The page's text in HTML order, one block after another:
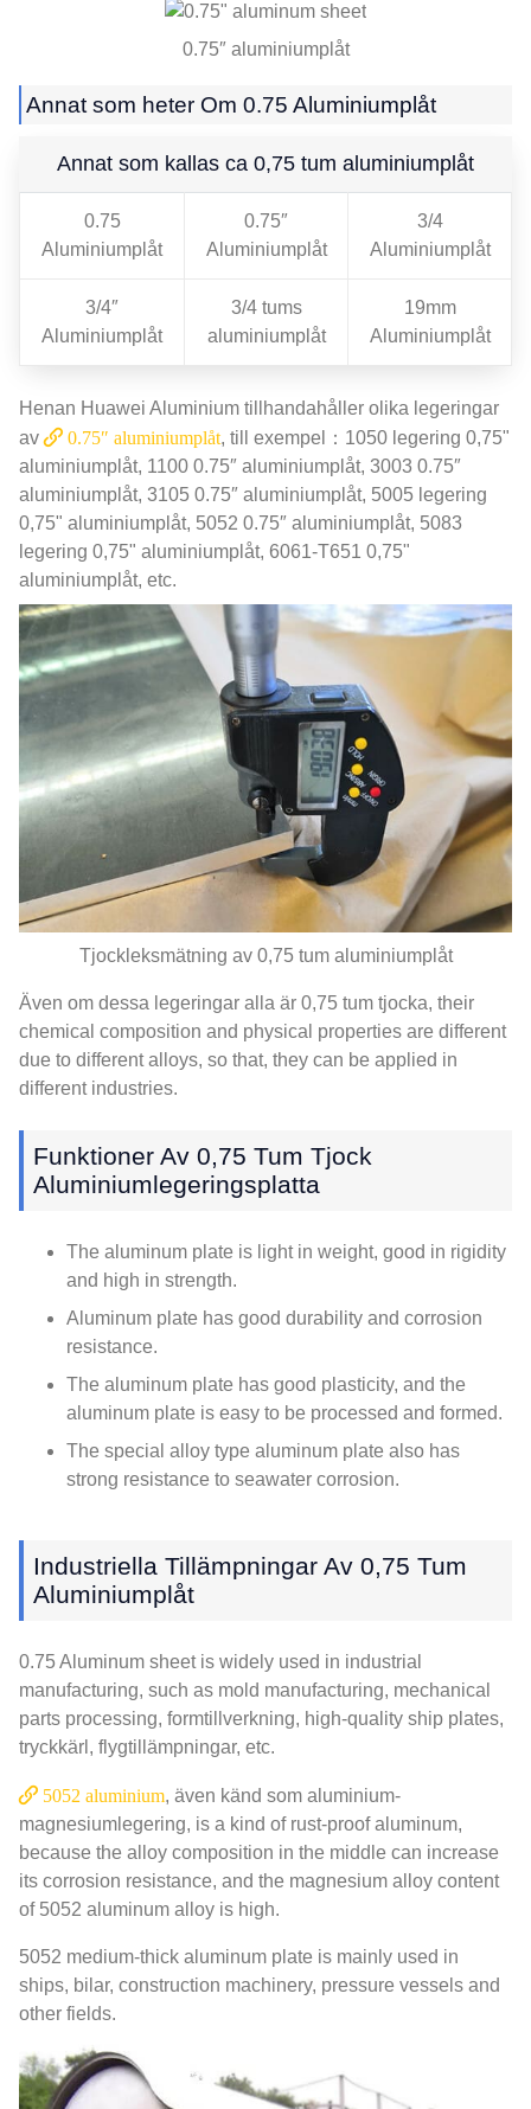
0.75″ aluminiumplåt
Annat som heter Om 0.75 Aluminiumplåt
Annat som kallas ca 0,75 tum aluminiumplåt
0.75
Aluminiumplåt
0.75″
Aluminiumplåt
3/4
Aluminiumplåt
3/4″
Aluminiumplåt
3/4 tums
aluminiumplåt
19mm
Aluminiumplåt
Henan Huawei Aluminium tillhandahåller olika legeringar
av
0.75″ aluminiumplåt, till exempel：1050 legering 0,75"
aluminiumplåt, 1100 0.75″ aluminiumplåt, 3003 0.75″
aluminiumplåt, 3105 0.75″ aluminiumplåt, 5005 legering
0,75" aluminiumplåt, 5052 0.75″ aluminiumplåt, 5083
legering 0,75" aluminiumplåt, 6061-T651 0,75"
aluminiumplåt, etc.
Tjockleksmätning av 0,75 tum aluminiumplåt
Även om dessa legeringar alla är 0,75 tum tjocka, their
chemical composition and physical properties are different
due to different alloys, so that, they can be applied in
different industries.
Funktioner Av 0,75 Tum Tjock
Aluminiumlegeringsplatta
The aluminum plate is light in weight, good in rigidity
and high in strength.
Aluminum plate has good durability and corrosion
resistance.
The aluminum plate has good plasticity, and the
aluminum plate is easy to be processed and formed.
The special alloy type aluminum plate also has
strong resistance to seawater corrosion.
Industriella Tillämpningar Av 0,75 Tum
Aluminiumplåt
0.75Aluminum sheet is widely used in industrial
manufacturing, such as mold manufacturing, mechanical
parts processing, formtillverkning, high-quality ship plates,
tryckkärl, flygtillämpningar, etc.
5052 aluminium, även känd som aluminium-
magnesiumlegering, is a kind of rust-proof aluminum,
because the alloy composition in the middle can increase
its corrosion resistance, and the magnesium alloy content
of5052 aluminum alloy is high.
5052 medium-thick aluminum plate is mainly used in
ships, bilar, construction machinery, pressure vessels and
other fields.